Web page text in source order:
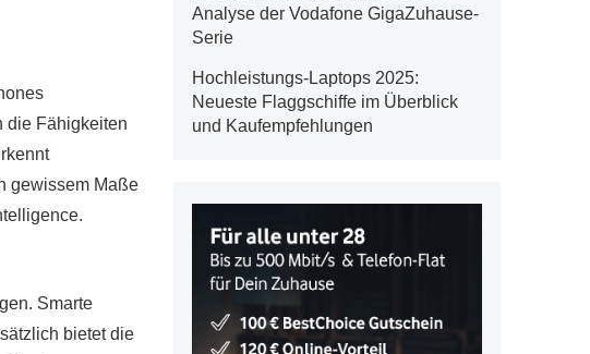
die Fähigkeiten
gewissem Maße
Smarte
bietet die
Analyse der Vodafone GigaZuhause-
Serie
Hochleistungs-Laptops 2025:
Neueste Flaggschiffe im Überblick
und Kaufempfehlungen